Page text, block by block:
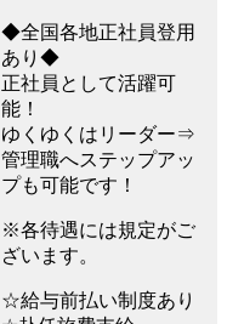
◆全国各地正社員登用
あり◆
正社員として活躍可
能！
ゆくゆくはリーダー⇒
管理職へステップアッ
プも可能です！
※各待遇には規定がご
ざいます。
☆給与前払い制度あり